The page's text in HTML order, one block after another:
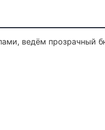
ведём прозрачный